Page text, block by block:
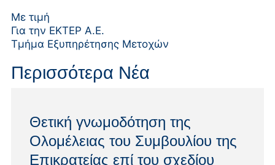
Με τιμή
Για την ΕΚΤΕΡ Α.Ε.
Τμήμα Εξυπηρέτησης Μετοχών
Περισσότερα Νέα
Θετική γνωμοδότηση της
Ολομέλειας του Συμβουλίου της
Επικρατείας επί του σχεδίου